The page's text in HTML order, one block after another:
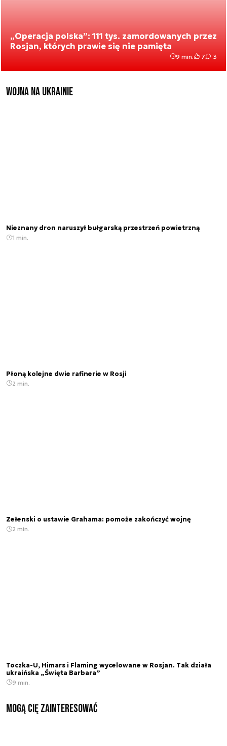
„Operacja polska”: 111 tys. zamordowanych przez
Rosjan, których prawie się nie pamięta
9 min. 7 3
Wojna na Ukrainie
Nieznany dron naruszył bułgarską przestrzeń powietrzną
1 min.
Płoną kolejne dwie rafinerie w Rosji
2 min.
Zełenski o ustawie Grahama: pomoże zakończyć wojnę
2 min.
Toczka-U, Himars i Flaming wycelowane w Rosjan. Tak działa
ukraińska „Święta Barbara”
9 min.
Mogą Cię zainteresować